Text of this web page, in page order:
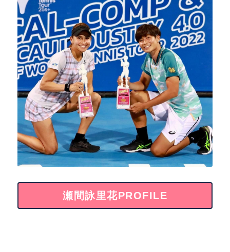
瀬間詠里花PROFILE